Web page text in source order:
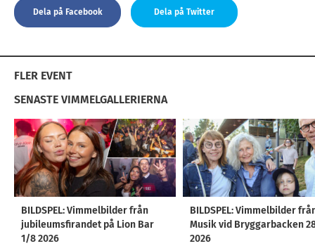
Dela på Facebook Dela på Twitter
FLER EVENT
SENASTE VIMMELGALLERIERNA
BILDSPEL: Vimmelbilder från
jubileumsfirandet på Lion Bar
1/8 2026
BILDSPEL: Vimmelbilder
Musik vid Bryggarbacken
2026